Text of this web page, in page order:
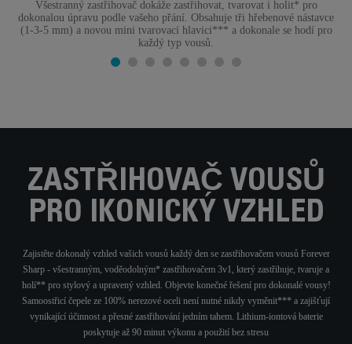
Všestranný zastřihovač dokáže zastřihovat, tvarovat i holit* pro
dokonalou úpravu podle vašeho přání. Obsahuje tři hřebenové nástavce
(1-3-5 mm) a novou mini tvarovací hlavici*** a dokonale se hodí pro
každý typ vousů.
ZASTŘIHOVAČ VOUSŮ
PRO IKONICKÝ VZHLED
Zajistěte dokonalý vzhled vašich vousů každý den se zastřihovačem vousů Forever
Sharp - všestranným, voděodolným* zastřihovačem 3v1, který zastřihuje, tvaruje a
holí** pro stylový a upravený vzhled. Objevte konečné řešení pro dokonalé vousy!
Samoostřicí čepele ze 100% nerezové oceli není nutné nikdy vyměnit*** a zajišťují
vynikající účinnost a přesné zastřihování jedním tahem. Lithium-iontová baterie
poskytuje až 90 minut výkonu a použití bez stresu